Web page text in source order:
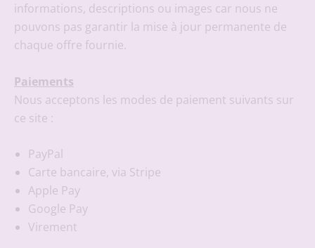
informations, descriptions ou images car nous ne
pouvons pas garantir la mise à jour permanente de
chaque offre fournie.
Paiements
Nous acceptons les modes de paiement suivants sur
ce site :
PayPal
Carte bancaire, via Stripe
Apple Pay
Google Pay
Virement